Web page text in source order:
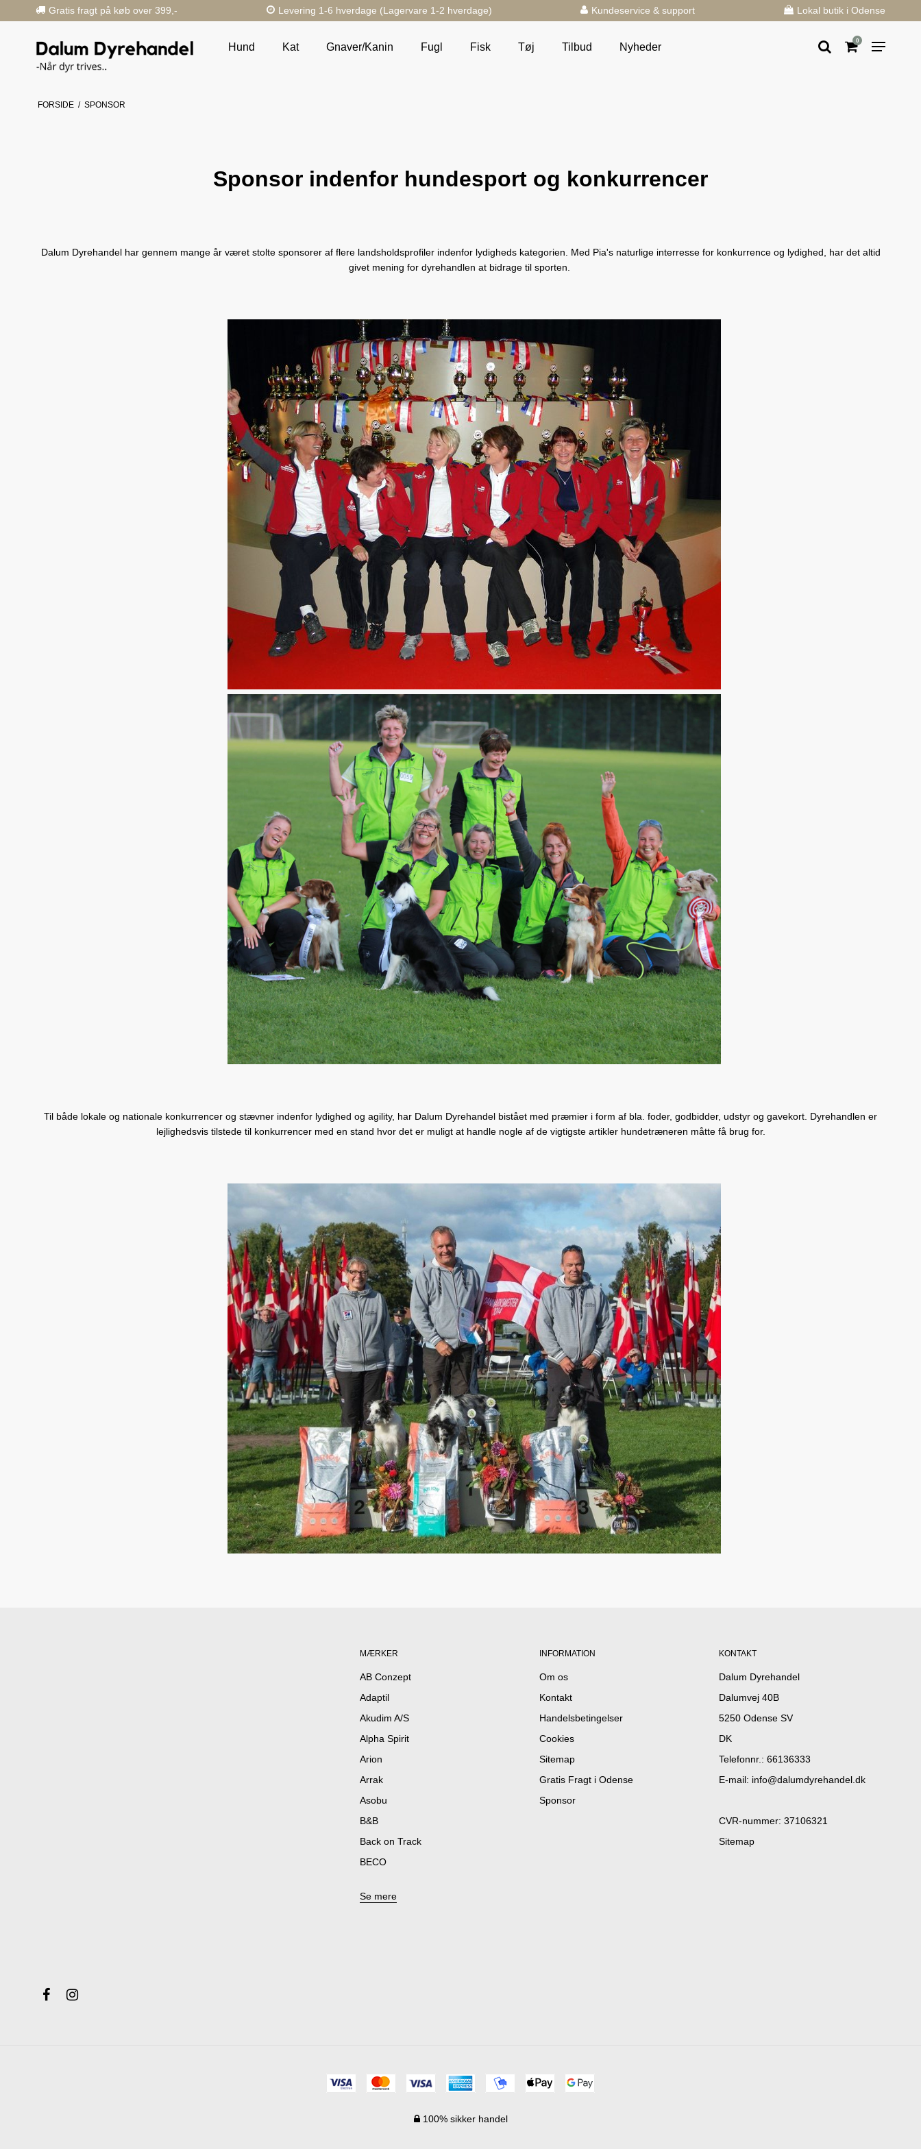
Gratis fragt på køb over 399,- Levering 1-6 hverdage (Lagervare 1-2 hverdage) Kundeservice & support Lokal butik i Odense
Hund Kat Gnaver/Kanin Fugl Fisk Tøj Tilbud Nyheder
0
FORSIDE / SPONSOR
Sponsor indenfor hundesport og konkurrencer
Dalum Dyrehandel har gennem mange år været stolte sponsorer af flere landsholdsprofiler indenfor lydigheds kategorien. Med Pia's naturlige interresse for konkurrence og lydighed, har det altid
givet mening for dyrehandlen at bidrage til sporten.
Til både lokale og nationale konkurrencer og stævner indenfor lydighed og agility, har Dalum Dyrehandel bistået med præmier i form af bla. foder, godbidder, udstyr og gavekort. Dyrehandlen er
lejlighedsvis tilstede til konkurrencer med en stand hvor det er muligt at handle nogle af de vigtigste artikler hundetræneren måtte få brug for.
MÆRKER
AB Conzept
Adaptil
Akudim A/S
Alpha Spirit
Arion
Arrak
Asobu
B&B
Back on Track
BECO
Se mere
INFORMATION
Om os
Kontakt
Handelsbetingelser
Cookies
Sitemap
Gratis Fragt i Odense
Sponsor
KONTAKT
Dalum Dyrehandel
Dalumvej 40B
5250 Odense SV
DK
Telefonnr.: 66136333
E-mail: info@dalumdyrehandel.dk
CVR-nummer: 37106321
Sitemap
100% sikker handel